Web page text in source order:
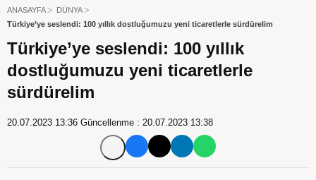
ANASAYFA
DÜNYA
Türkiye’ye seslendi: 100 yıllık dostluğumuzu yeni ticaretlerle sürdürelim
Türkiye’ye seslendi: 100 yıllık
dostluğumuzu yeni ticaretlerle
sürdürelim
20.07.2023 13:36 Güncellenme : 20.07.2023 13:38